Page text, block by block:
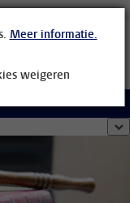
Meer informatie.
weigeren